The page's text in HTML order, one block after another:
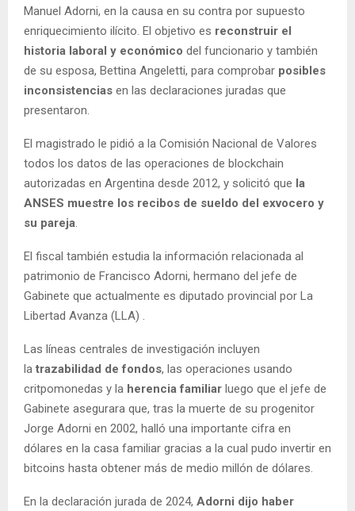
Manuel Adorni, en la causa en su contra por supuesto
enriquecimiento ilícito. El objetivo es reconstruir el
historia laboral y económico del funcionario y también
de su esposa, Bettina Angeletti, para comprobar posibles
inconsistencias en las declaraciones juradas que
presentaron.
El magistrado le pidió a la Comisión Nacional de Valores
todos los datos de las operaciones de blockchain
autorizadas en Argentina desde 2012, y solicitó que la
ANSES muestre los recibos de sueldo del exvocero y
su pareja.
El fiscal también estudia la información relacionada al
patrimonio de Francisco Adorni, hermano del jefe de
Gabinete que actualmente es diputado provincial por La
Libertad Avanza (LLA) .
Las líneas centrales de investigación incluyen
la trazabilidad de fondos, las operaciones usando
critpomonedas y la herencia familiar luego que el jefe de
Gabinete asegurara que, tras la muerte de su progenitor
Jorge Adorni en 2002, halló una importante cifra en
dólares en la casa familiar gracias a la cual pudo invertir en
bitcoins hasta obtener más de medio millón de dólares.
En la declaración jurada de 2024, Adorni dijo haber